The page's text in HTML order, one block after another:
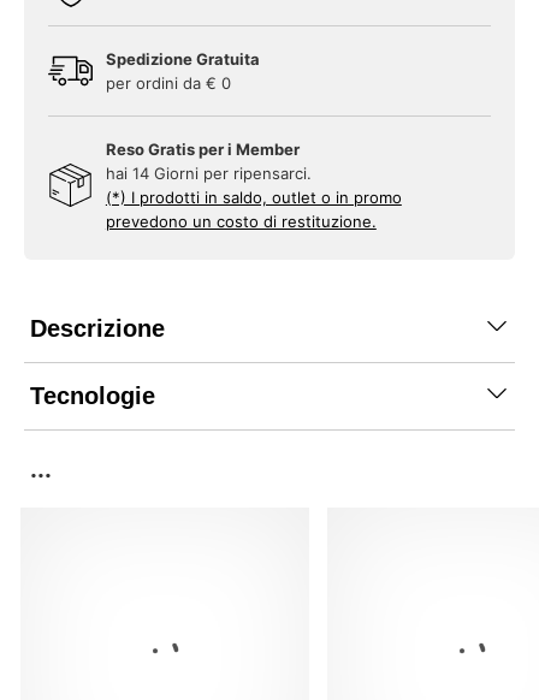
Spedizione Gratuita
per ordini da € 0
Reso Gratis per i Member
hai 14 Giorni per ripensarci.
(*) I prodotti in saldo, outlet o in promo
prevedono un costo di restituzione.
Descrizione
Tecnologie
...